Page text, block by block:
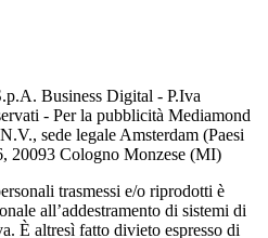
Business Digital - P.Iva
- Per la pubblicità Mediamond
sede legale Amsterdam (Paesi
20093 Cologno Monzese (MI)
trasmessi e/o riprodotti è
all’addestramento di sistemi di
È altresì fatto divieto espresso di